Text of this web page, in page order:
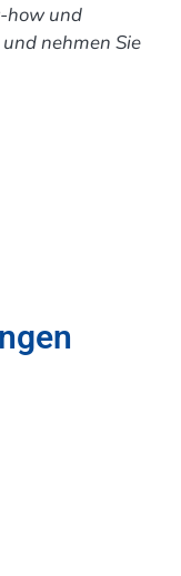
how und
nehmen Sie